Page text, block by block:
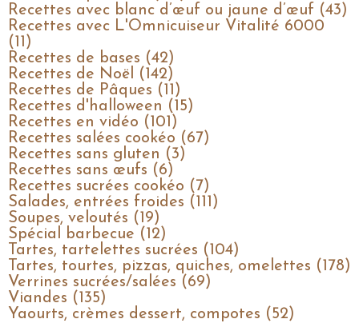
Recettes avec blanc d’œuf ou jaune d’œuf (43)
Recettes avec L'Omnicuiseur Vitalité 6000
(11)
Recettes de bases (42)
Recettes de Noël (142)
Recettes de Pâques (11)
Recettes d'halloween (15)
Recettes en vidéo (101)
Recettes salées cookéo (67)
Recettes sans gluten (3)
Recettes sans œufs (6)
Recettes sucrées cookéo (7)
Salades, entrées froides (111)
Soupes, veloutés (19)
Spécial barbecue (12)
Tartes, tartelettes sucrées (104)
Tartes, tourtes, pizzas, quiches, omelettes (178)
Verrines sucrées/salées (69)
Viandes (135)
Yaourts, crèmes dessert, compotes (52)